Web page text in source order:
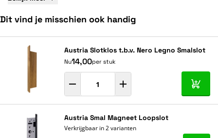
Dit vind je misschien ook handig
Austria Slotklos t.b.v. Nero Legno Smalslot
Nu14,00per stuk
In
Austria Smal Magneet Loopslot
Verkrijgbaar in 2 varianten